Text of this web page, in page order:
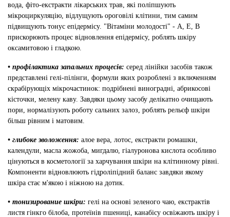
вода, фіто-екстракти лікарських трав, які поліпшують
мікроциркуляцію, відлущують ороговілі клітини, тим самим
підвищують тонус епідермісу. "Вітаміни молодості" - А, Е, В
прискорюють процес відновлення епідермісу, роблять шкіру
оксамитовою і гладкою.
• профілактика запальних процесів: серед лінійки засобів також
представлені гелі-пілінги, формули яких розроблені з включенням
скрабірующіх мікрочастинок: подрібнені виноградні, абрикосові
кісточки, мелену каву. Завдяки цьому засобу делікатно очищають
пори, нормалізують роботу сальних залоз, роблять рельєф шкіри
більш рівним і матовим.
• глибоке зволоження: алое вера, лотос, екстракти ромашки,
календули, масла жожоба, мигдалю, гіалуронова кислота особливо
цінуються в косметології за харчування шкіри на клітинному рівні.
Компоненти відновлюють гідроліпідний баланс завдяки якому
шкіра стає м'якою і ніжною на дотик.
• тонизирование шкіри: гелі на основі зеленого чаю, екстрактів
листя гінкго білоба, протеїнів пшениці, канабісу освіжають шкіру і